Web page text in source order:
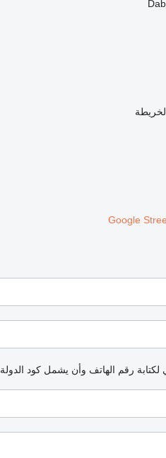
Google
لكتابة رقم الهاتف وأن يشمل كود الدولة.